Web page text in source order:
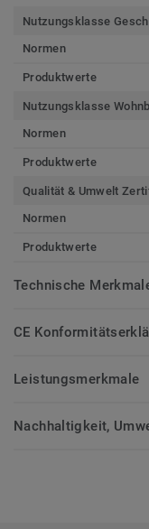
Nutzungsklasse
Normen
Produktwerte
Nutzungsklasse
Normen
Produktwerte
Qualität & Umwelt
Normen
Produktwerte
Technische
CE
Leistungsmerkmale
Nachhaltigkeit,